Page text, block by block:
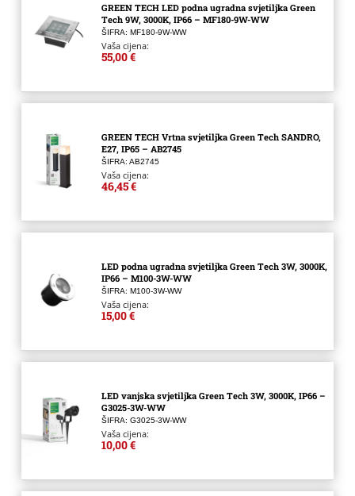
GREEN TECH LED podna ugradna svjetiljka Green
Tech 9W, 3000K, IP66 – MF180-9W-WW
ŠIFRA: MF180-9W-WW
Vaša cijena:
55,00 €
GREEN TECH Vrtna svjetiljka Green Tech SANDRO,
E27, IP65 – AB2745
ŠIFRA: AB2745
Vaša cijena:
46,45 €
LED podna ugradna svjetiljka Green Tech 3W, 3000K,
IP66 – M100-3W-WW
ŠIFRA: M100-3W-WW
Vaša cijena:
15,00 €
LED vanjska svjetiljka Green Tech 3W, 3000K, IP66 –
G3025-3W-WW
ŠIFRA: G3025-3W-WW
Vaša cijena:
10,00 €